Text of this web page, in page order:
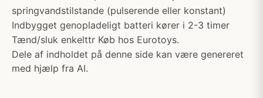
springvandstilstande (pulserende eller konstant)
Indbygget genopladeligt batteri kører i 2-3 timer
Tænd/sluk enkelttr Køb hos Eurotoys.
Dele af indholdet på denne side kan være genereret
med hjælp fra AI.